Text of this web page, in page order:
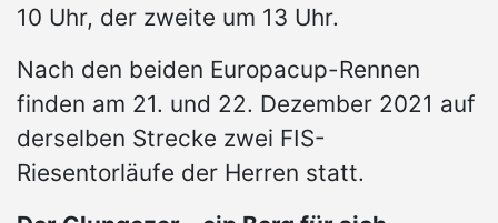
10 Uhr, der zweite um 13 Uhr.
Nach den beiden Europacup-Rennen
finden am 21. und 22. Dezember 2021 auf
derselben Strecke zwei FIS-
Riesentorläufe der Herren statt.